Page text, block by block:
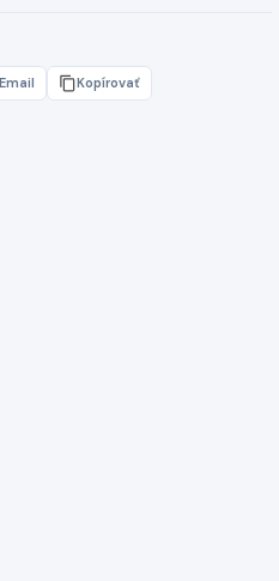
Email Kopírovať